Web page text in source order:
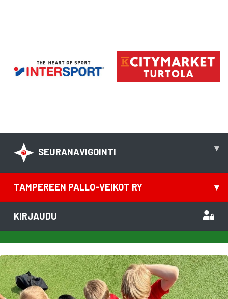
SEURANAVIGOINTI ▾
TAMPEREEN PALLO-VEIKOT RY ▾
KIRJAUDU